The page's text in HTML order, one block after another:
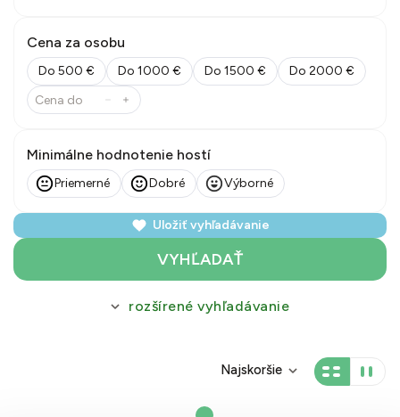
Cena za osobu
Do 500 € Do 1000 € Do 1500 € Do 2000 €
Minimálne hodnotenie hostí
Priemerné Dobré Výborné
Uložiť vyhľadávanie
VYHĽADAŤ
rozšírené vyhľadávanie
Najskoršie